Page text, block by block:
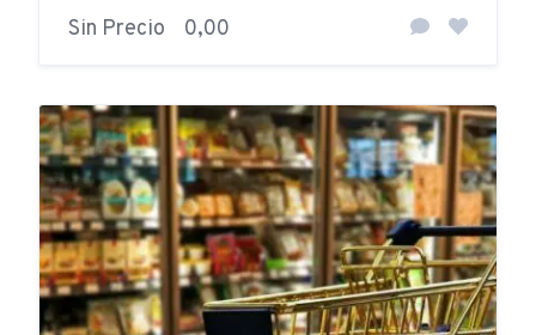
Sin Precio 0,00